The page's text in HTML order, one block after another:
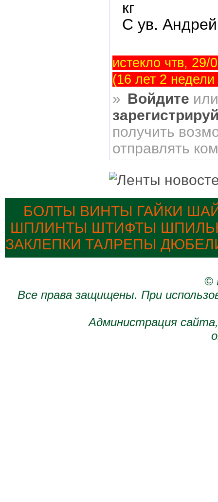
кг
С ув. Андрей
истекло чтв, 29/
(16 лет 2
» Войдите
получить
отправлять
БОЛТЫ ВИНТЫ ГАЙКИ
ШПЛИНТЫ ШТИФТЫ
ЗАКЛЕПКИ ТАЛРЕПЫ
©
Все права защищены. При
Администрация